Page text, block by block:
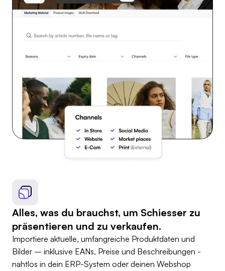
Alles, was du brauchst, um Schiesser zu
präsentieren und zu verkaufen.
Importiere aktuelle, umfangreiche Produktdaten und
Bilder – inklusive EANs, Preise und Beschreibungen -
nahtlos in dein ERP-System oder deinen Webshop